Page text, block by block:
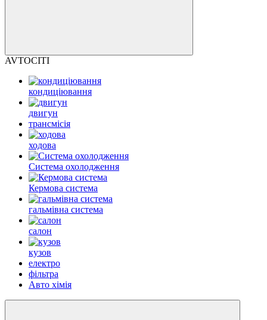
AVTOCITI
кондиціювання
двигун
трансмісія
ходова
Система охолодження
Кермова система
гальмівна система
салон
кузов
електро
фільтра
Авто хімія